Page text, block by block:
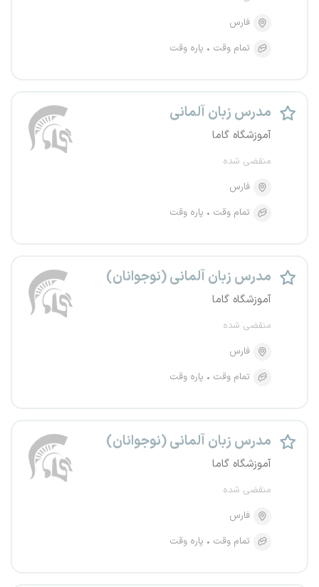
فارس
تمام وقت
پاره وقت
مدرس زبان آلمانی
آموزشگاه گاما
منقضی شده
فارس
تمام وقت
پاره وقت
مدرس زبان آلمانی (نوجوانان)
آموزشگاه گاما
منقضی شده
فارس
تمام وقت
پاره وقت
مدرس زبان آلمانی (نوجوانان)
آموزشگاه گاما
منقضی شده
فارس
تمام وقت
پاره وقت